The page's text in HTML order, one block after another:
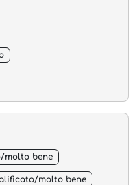
molto bene
molto bene